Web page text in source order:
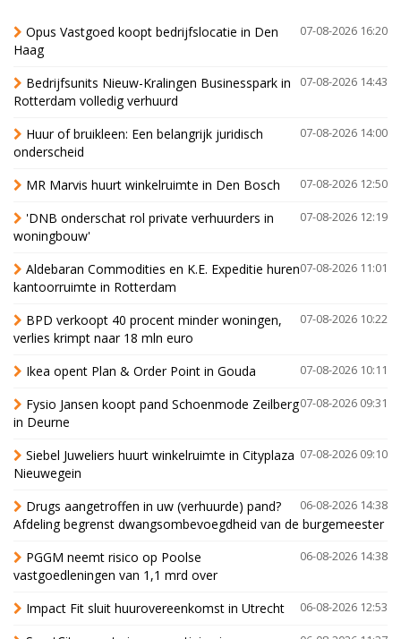
07-08-2026 16:20
Opus Vastgoed koopt bedrijfslocatie in Den
Haag
07-08-2026 14:43
Bedrijfsunits Nieuw-Kralingen Businesspark in
Rotterdam volledig verhuurd
07-08-2026 14:00
Huur of bruikleen: Een belangrijk juridisch
onderscheid
07-08-2026 12:50
MR Marvis huurt winkelruimte in Den Bosch
07-08-2026 12:19
'DNB onderschat rol private verhuurders in
woningbouw'
07-08-2026 11:01
Aldebaran Commodities en K.E. Expeditie huren
kantoorruimte in Rotterdam
07-08-2026 10:22
BPD verkoopt 40 procent minder woningen,
verlies krimpt naar 18 mln euro
07-08-2026 10:11
Ikea opent Plan & Order Point in Gouda
07-08-2026 09:31
Fysio Jansen koopt pand Schoenmode Zeilberg
in Deurne
07-08-2026 09:10
Siebel Juweliers huurt winkelruimte in Cityplaza
Nieuwegein
06-08-2026 14:38
Drugs aangetroffen in uw (verhuurde) pand?
Afdeling begrenst dwangsombevoegdheid van de burgemeester
06-08-2026 14:38
PGGM neemt risico op Poolse
vastgoedleningen van 1,1 mrd over
06-08-2026 12:53
Impact Fit sluit huurovereenkomst in Utrecht